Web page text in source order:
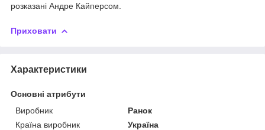
розказані Андре Кайперсом.
Приховати
Характеристики
Основні атрибути
Виробник
Ранок
Країна виробник
Україна